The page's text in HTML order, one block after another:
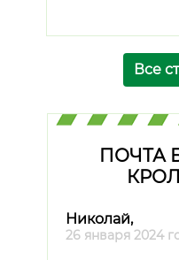
Все
ПОЧТА
Николай,
26 января 2024